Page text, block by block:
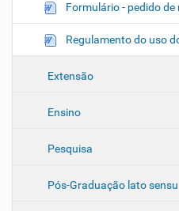
Formulário - pedido
Regulamento do uso
Extensão
Ensino
Pesquisa
Pós-Graduação lato sensu